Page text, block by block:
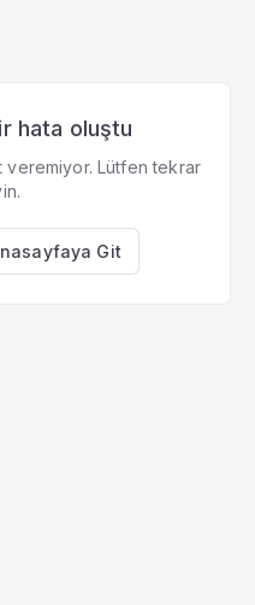
hata oluştu
veremiyor. Lütfen tekrar
Git